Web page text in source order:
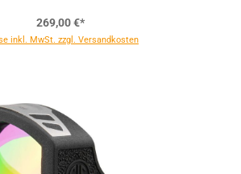
269,00 €*
inkl. MwSt. zzgl. Versandkosten